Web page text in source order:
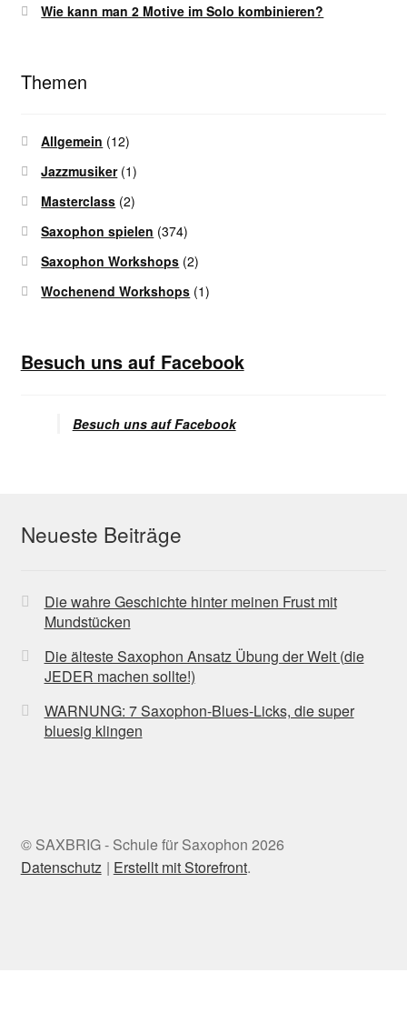
Wie kann man 2 Motive im Solo kombinieren?
Themen
Allgemein (12)
Jazzmusiker(1)
Masterclass (2)
Saxophon spielen (374)
Saxophon Workshops (2)
Wochenend Workshops (1)
Besuch uns auf Facebook
Besuch uns auf Facebook
Neueste Beiträge
Die wahre Geschichte hinter meinen Frust mit
Mundstücken
Die älteste Saxophon Ansatz Übung der Welt (die
JEDER machen sollte!)
WARNUNG: 7 Saxophon-Blues-Licks, die super
bluesig klingen
© SAXBRIG - Schule für Saxophon 2026
Datenschutz
Erstellt mit Storefront.